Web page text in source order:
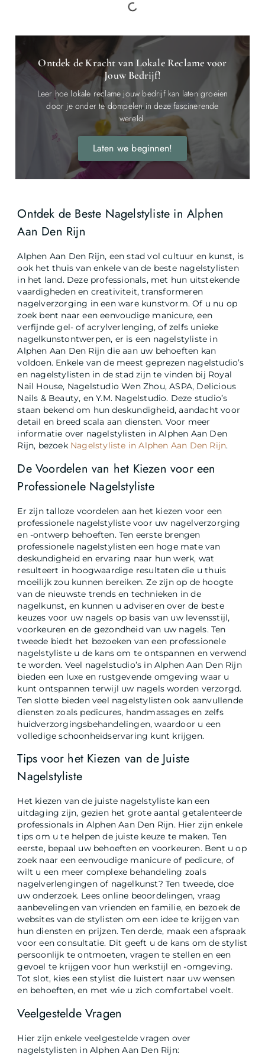
Ontdek de Beste Nagelstyliste in Alphen
Aan Den Rijn
Alphen Aan Den Rijn, een stad vol cultuur en kunst, is
ook het thuis van enkele van de beste nagelstylisten
in het land. Deze professionals, met hun uitstekende
vaardigheden en creativiteit, transformeren
nagelverzorging in een ware kunstvorm. Of u nu op
zoek bent naar een eenvoudige manicure, een
verfijnde gel- of acrylverlenging, of zelfs unieke
nagelkunstontwerpen, er is een nagelstyliste in
Alphen Aan Den Rijn die aan uw behoeften kan
voldoen. Enkele van de meest geprezen nagelstudio’s
en nagelstylisten in de stad zijn te vinden bij Royal
Nail House, Nagelstudio Wen Zhou, ASPA, Delicious
Nails & Beauty, en Y.M. Nagelstudio. Deze studio’s
staan bekend om hun deskundigheid, aandacht voor
detail en breed scala aan diensten. Voor meer
informatie over nagelstylisten in Alphen Aan Den
Rijn, bezoek Nagelstyliste in Alphen Aan Den Rijn.
De Voordelen van het Kiezen voor een
Professionele Nagelstyliste
Er zijn talloze voordelen aan het kiezen voor een
professionele nagelstyliste voor uw nagelverzorging
en -ontwerp behoeften. Ten eerste brengen
professionele nagelstylisten een hoge mate van
deskundigheid en ervaring naar hun werk, wat
resulteert in hoogwaardige resultaten die u thuis
moeilijk zou kunnen bereiken. Ze zijn op de hoogte
van de nieuwste trends en technieken in de
nagelkunst, en kunnen u adviseren over de beste
keuzes voor uw nagels op basis van uw levensstijl,
voorkeuren en de gezondheid van uw nagels. Ten
tweede biedt het bezoeken van een professionele
nagelstyliste u de kans om te ontspannen en verwend
te worden. Veel nagelstudio’s in Alphen Aan Den Rijn
bieden een luxe en rustgevende omgeving waar u
kunt ontspannen terwijl uw nagels worden verzorgd.
Ten slotte bieden veel nagelstylisten ook aanvullende
diensten zoals pedicures, handmassages en zelfs
huidverzorgingsbehandelingen, waardoor u een
volledige schoonheidservaring kunt krijgen.
Tips voor het Kiezen van de Juiste
Nagelstyliste
Het kiezen van de juiste nagelstyliste kan een
uitdaging zijn, gezien het grote aantal getalenteerde
professionals in Alphen Aan Den Rijn. Hier zijn enkele
tips om u te helpen de juiste keuze te maken. Ten
eerste, bepaal uw behoeften en voorkeuren. Bent u op
zoek naar een eenvoudige manicure of pedicure, of
wilt u een meer complexe behandeling zoals
nagelverlengingen of nagelkunst? Ten tweede, doe
uw onderzoek. Lees online beoordelingen, vraag
aanbevelingen van vrienden en familie, en bezoek de
websites van de stylisten om een idee te krijgen van
hun diensten en prijzen. Ten derde, maak een afspraak
voor een consultatie. Dit geeft u de kans om de stylist
persoonlijk te ontmoeten, vragen te stellen en een
gevoel te krijgen voor hun werkstijl en -omgeving.
Tot slot, kies een stylist die luistert naar uw wensen
en behoeften, en met wie u zich comfortabel voelt.
Veelgestelde Vragen
Hier zijn enkele veelgestelde vragen over
nagelstylisten in Alphen Aan Den Rijn:
Ontdek de Kracht van Lokale Reclame voor
Jouw Bedrijf!
Leer hoe lokale reclame jouw bedrijf kan laten groeien
door je onder te dompelen in deze fascinerende
wereld.
Laten we beginnen!